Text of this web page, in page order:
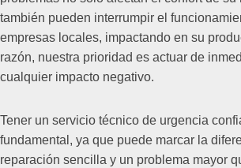
también pueden interrumpir el
empresas locales, impactando en su
razón, nuestra prioridad es actuar de
cualquier impacto negativo.
Tener un servicio técnico de urgencia
fundamental, ya que puede marcar la
reparación sencilla y un problema mayor